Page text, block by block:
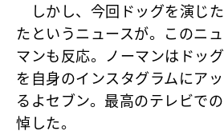
しかし、今回ドッグを演じ
たというニュースが。このニ
マンも反応。ノーマンはドッ
を自身のインスタグラムにア
るよセブン。最高のテレビで
悼した。